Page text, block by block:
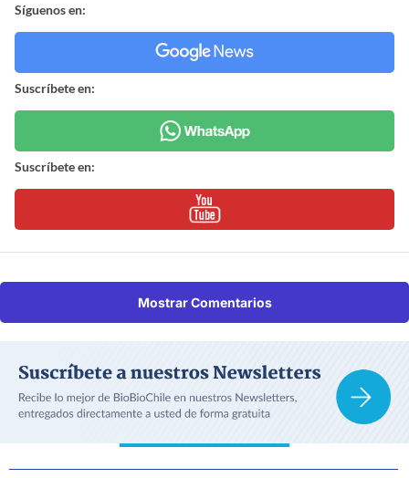
Síguenos en:
Suscríbete en:
Suscríbete en:
Mostrar Comentarios